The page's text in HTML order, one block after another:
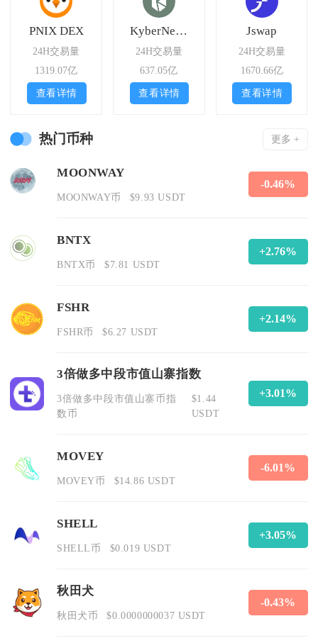
PNIX DEX
24H交易量
1319.07亿
查看详情
KyberNetwork
24H交易量
637.05亿
查看详情
Jswap
24H交易量
1670.66亿
查看详情
热门币种 更多 +
MOONWAY
MOONWAY币 $9.93 USDT
-0.46%
BNTX
BNTX币 $7.81 USDT
+2.76%
FSHR
FSHR币 $6.27 USDT
+2.14%
3倍做多中段市值山寨指数
3倍做多中段市值山寨币指
数币
$1.44
USDT
+3.01%
MOVEY
MOVEY币 $14.86 USDT
-6.01%
SHELL
SHELL币 $0.019 USDT
+3.05%
秋田犬
秋田犬币 $0.0000000037 USDT
-0.43%